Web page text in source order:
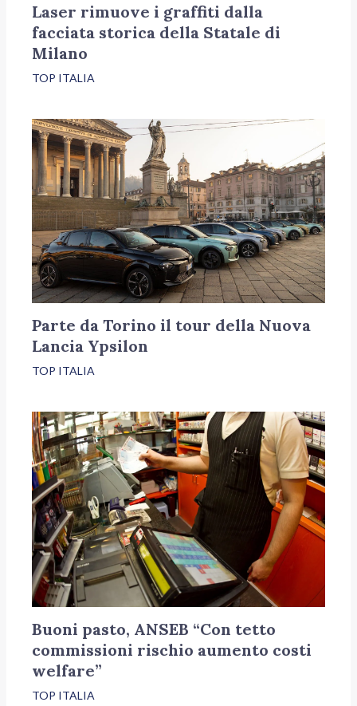
Laser rimuove i graffiti dalla
facciata storica della Statale di
Milano
TOP ITALIA
Parte da Torino il tour della Nuova
Lancia Ypsilon
TOP ITALIA
Buoni pasto, ANSEB “Con tetto
commissioni rischio aumento costi
welfare”
TOP ITALIA